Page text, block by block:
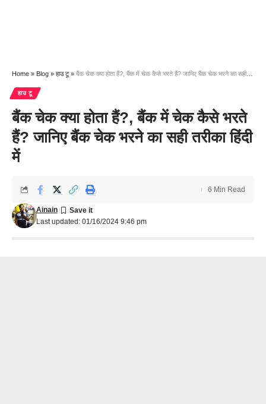
Home » Blog » हाउ टू» बैंक चेक क्या होता हैं?, बैंक में चेक कैसे भरते हैं? जानिए बैंक चेक भरने का सही तरीका हिंदी में
हाउ टू
बैंक चेक क्या होता हैं?, बैंक में चेक कैसे भरते
हैं? जानिए बैंक चेक भरने का सही तरीका हिंदी
में
Last updated: 01/16/2024 9:46 pm
Ainain
6 Min Read